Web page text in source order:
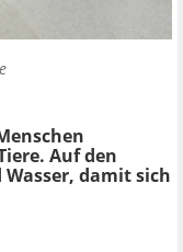
Auf den
damit sich